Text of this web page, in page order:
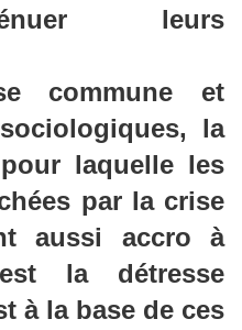
leurs
commune et
la
laquelle les
par la crise
aussi accro à
la détresse
à la base de ces